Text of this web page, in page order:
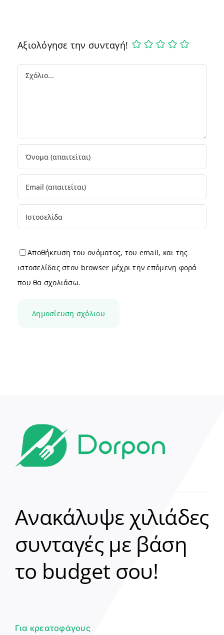
Αξιολόγησε την συνταγή!
Comment
Αποθήκευση του ονόματος, του email, και της
ιστοσελίδας στον browser μέχρι την επόμενη φορά
που θα σχολιάσω.
Ανακάλυψε χιλιάδες
συνταγές με βάση
το budget σου!
Για κρεατοφάγους